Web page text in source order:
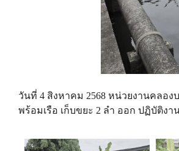
วันที่ 4 สิงหาคม 2568 หน่วยงานคลอ
พร้อมเรือ เก็บขยะ 2 ลำ ออก ปฏิบัติง